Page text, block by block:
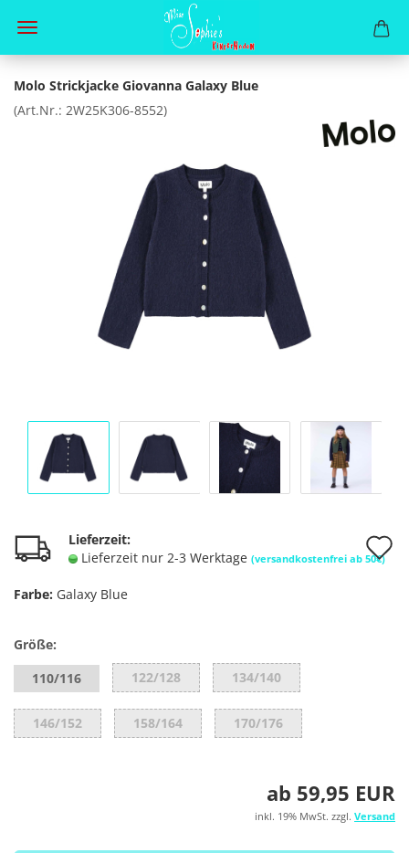
Molo Strickjacke Giovanna Galaxy Blue
(Art.Nr.: 2W25K306-8552)
Lieferzeit:
Lieferzeit nur 2-3 Werktage (versandkostenfrei ab 50€)
Farbe: Galaxy Blue
Größe:
110/116
122/128 134/140
146/152 158/164 170/176
ab 59,95 EUR
inkl. 19% MwSt. zzgl. Versand